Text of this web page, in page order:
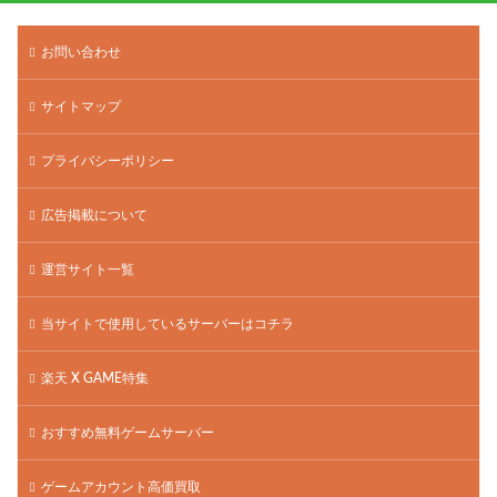
お問い合わせ
サイトマップ
プライバシーポリシー
広告掲載について
運営サイト一覧
当サイトで使用しているサーバーはコチラ
楽天 X GAME特集
おすすめ無料ゲームサーバー
ゲームアカウント高価買取